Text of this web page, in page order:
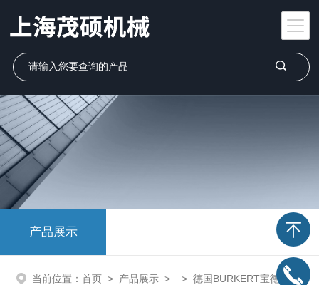
产品展示
当前位置： 首页 > 产品展示 > > 德国BURKERT宝德 > 5281BURKERT直动式电磁阀